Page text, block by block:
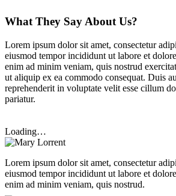
What They Say About Us?
Lorem ipsum dolor sit amet, consectetur
eiusmod tempor incididunt ut labore et
enim ad minim veniam, quis nostrud
ut aliquip ex ea commodo consequat. Duis
reprehenderit in voluptate velit esse cillum
pariatur.
Loading…
Lorem ipsum dolor sit amet, consectetur
eiusmod tempor incididunt ut labore et
enim ad minim veniam, quis nostrud.